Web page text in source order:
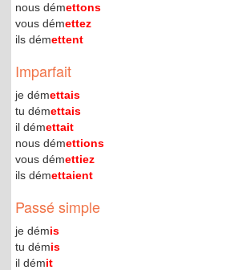
nous démettons
vous démettez
ils démettent
Imparfait
je démettais
tu démettais
il démettait
nous démettions
vous démettiez
ils démettaient
Passé simple
je démis
tu démis
il démit